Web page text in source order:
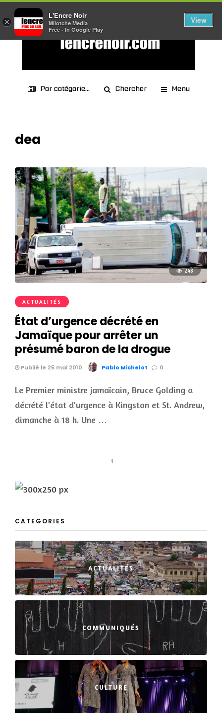
Par catégorie... Chercher Menu
dea
248
ACTUALITÉS
État d’urgence décrété en
Jamaïque pour arrêter un
présumé baron de la drogue
Publié le 25 mai 2010 Pablo Michelot 0
Le Premier ministre jamaïcain, Bruce Golding a
décrété l'état d'urgence à Kingston et St. Andrew,
dimanche à 18 h. Une …
1
CATEGORIES
ACTUALITÉS
COMMUNIQUÉS
CULTURE
×
L'Encre Noir
Milotche Media
Free - In Google Play
View